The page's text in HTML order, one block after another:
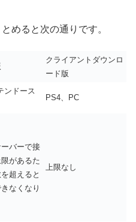
めると次の通りです。
クライアントダウンロ
ード版
ンドース
PS4、PC
バーで接
があるた
超えると
なくなり
上限なし